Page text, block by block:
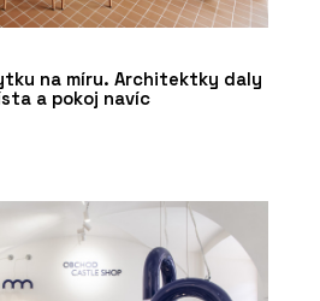
na míru. Architektky daly
a pokoj navíc